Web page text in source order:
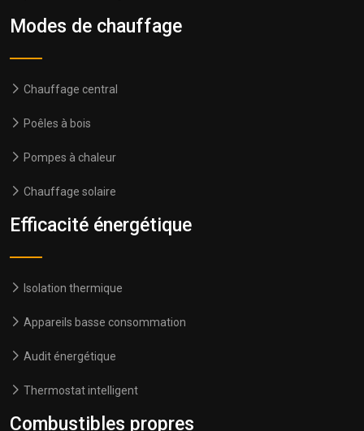
Modes de chauffage
Chauffage central
Poêles à bois
Pompes à chaleur
Chauffage solaire
Efficacité énergétique
Isolation thermique
Appareils basse consommation
Audit énergétique
Thermostat intelligent
Combustibles propres